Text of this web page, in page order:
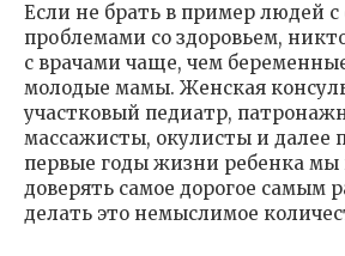
Если не брать в пример людей
проблемами со здоровьем,
с врачами чаще, чем
молодые мамы. Женская
участковый педиатр,
массажисты, окулисты и далее
первые годы жизни ребенка
доверять самое дорогое самым
делать это немыслимое